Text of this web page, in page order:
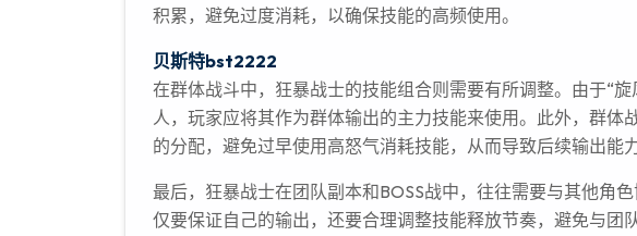
积累，避免过度消耗，以确保技能的高频使用。
贝斯特bst2222
在群体战斗中，狂暴战士的技能组合则需要有所调整。由于“
人，玩家应将其作为群体输出的主力技能来使用。此外，群体
的分配，避免过早使用高怒气消耗技能，从而导致后续输出能力
最后，狂暴战士在团队副本和BOSS战中，往往需要与其他角
仅要保证自己的输出，还要合理调整技能释放节奏，避免与团